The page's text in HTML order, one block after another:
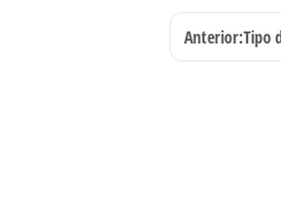
Anterior:Tipo